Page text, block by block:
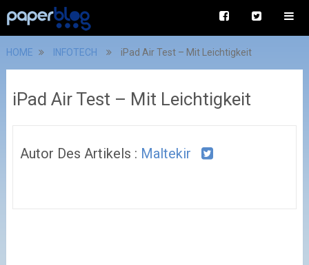
HOME INFOTECH iPad Air Test – Mit Leichtigkeit
iPad Air Test – Mit Leichtigkeit
Autor Des Artikels : Maltekir